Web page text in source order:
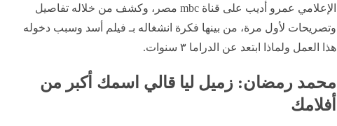
الإعلامي عمرو أديب على قناة mbc مصر، وكشف من خلاله تفاصيل
وتصريحات لأول مرة، من بينها فكرة انشغاله بـ فيلم أسد وسبب دخوله
هذا العمل ولماذا ابتعد عن الدراما ٣ سنوات.
محمد رمضان: زميل ليا قالي اسمك أكبر من
أفلامك